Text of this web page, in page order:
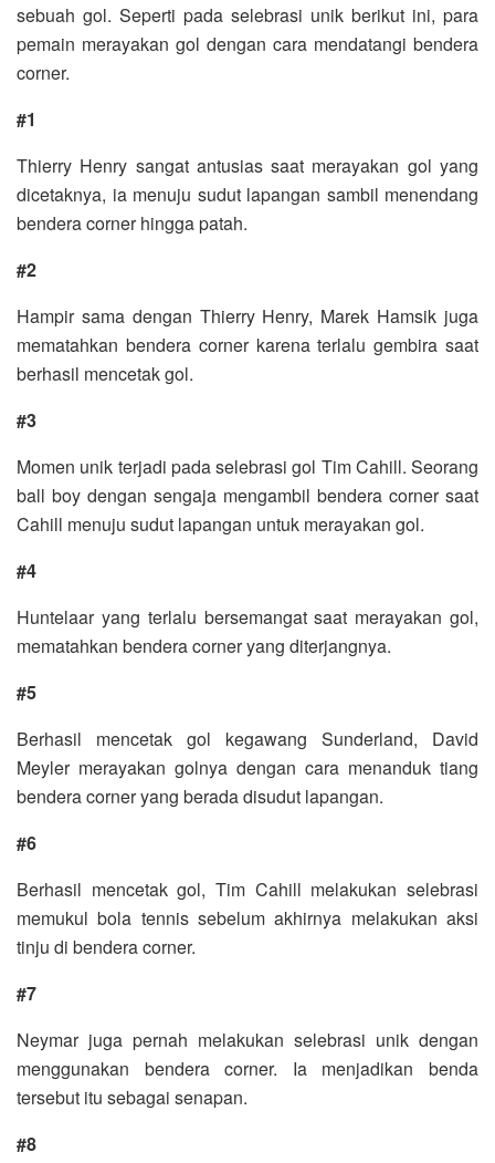
sebuah gol. Seperti pada selebrasi unik berikut ini, para
pemain merayakan gol dengan cara mendatangi bendera
corner.
#1
Thierry Henry sangat antusias saat merayakan gol yang
dicetaknya, ia menuju sudut lapangan sambil menendang
bendera corner hingga patah.
#2
Hampir sama dengan Thierry Henry, Marek Hamsik juga
mematahkan bendera corner karena terlalu gembira saat
berhasil mencetak gol.
#3
Momen unik terjadi pada selebrasi gol Tim Cahill. Seorang
ball boy dengan sengaja mengambil bendera corner saat
Cahill menuju sudut lapangan untuk merayakan gol.
#4
Huntelaar yang terlalu bersemangat saat merayakan gol,
mematahkan bendera corner yang diterjangnya.
#5
Berhasil mencetak gol kegawang Sunderland, David
Meyler merayakan golnya dengan cara menanduk tiang
bendera corner yang berada disudut lapangan.
#6
Berhasil mencetak gol, Tim Cahill melakukan selebrasi
memukul bola tennis sebelum akhirnya melakukan aksi
tinju di bendera corner.
#7
Neymar juga pernah melakukan selebrasi unik dengan
menggunakan bendera corner. Ia menjadikan benda
tersebut itu sebagai senapan.
#8